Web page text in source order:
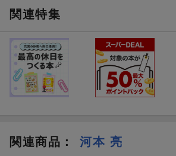
以上の4つのアプリの解説に多くのページを
分け、実践的なテクニック、使うべきツー
います。
●1章=「入力」
●2章=「編集」
●5章=「管理」
関連特集
関連商品 ： 河本 亮